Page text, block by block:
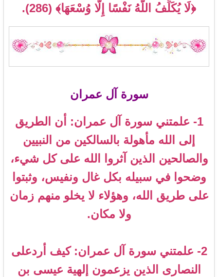
﴿لَا يُكَلِّفُ اللَّهُ نَفْسًا إِلَّا وُسْعَهَا﴾ (286).
سورة آل عمران
1- علمتني سورة آل عمران: أن الطريق
إلى الله مأهولة بالسالكين من النبيين
والصالحين الذين آثروا الله على كل شيء،
وضحوا في سبيله بكل غال ونفيس، وثبتوا
على طريق الله، وهؤلاء لا يخلو منهم زمان
ولا مكان.
2- علمتني سورة آل عمران: كيف أردعلى
النصارى الذين يزعمون إلهية عيسى بن